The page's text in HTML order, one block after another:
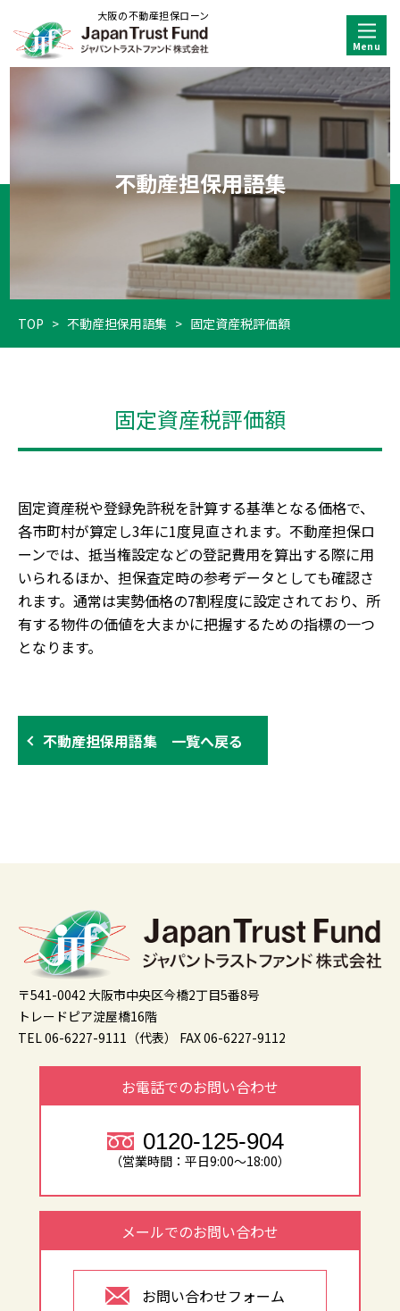
大阪の不動産担保ローン
不動産担保用語集
TOP > 不動産担保用語集 > 固定資産税評価額
固定資産税評価額
固定資産税や登録免許税を計算する基準となる価格で、
各市町村が算定し3年に1度見直されます。不動産担保ロ
ーンでは、抵当権設定などの登記費用を算出する際に用
いられるほか、担保査定時の参考データとしても確認さ
れます。通常は実勢価格の7割程度に設定されており、所
有する物件の価値を大まかに把握するための指標の一つ
となります。
不動産担保用語集 一覧へ戻る
〒541-0042 大阪市中央区今橋2丁目5番8号
トレードピア淀屋橋16階
TEL 06-6227-9111（代表）
FAX 06-6227-9112
お電話でのお問い合わせ
0120-125-904
（営業時間：平日9:00～18:00）
メールでのお問い合わせ
お問い合わせフォーム